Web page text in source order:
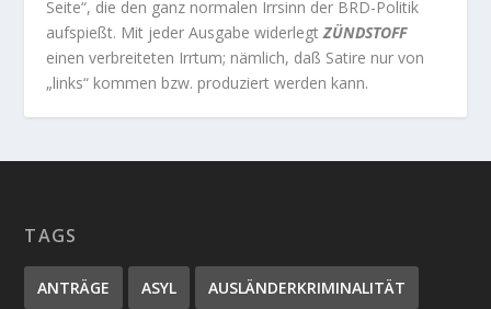
Seite“, die den ganz normalen Irrsinn der BRD-Politik
aufspießt. Mit jeder Ausgabe widerlegtZÜNDSTOFF
einen verbreiteten Irrtum; nämlich, daß Satire nur von
„links“ kommen bzw. produziert werden kann.
TAGS
ANTRÄGE ASYL AUSLÄNDERKRIMINALITÄT